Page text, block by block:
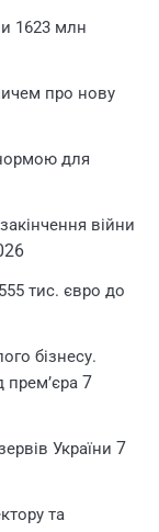
1623 млн
про нову
для
війни
тис. євро до
бізнесу.
7
України 7
та